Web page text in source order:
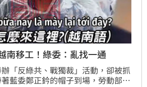
南移工！綠委：亂找一通
「反綠共、戰獨裁」活動，卻被抓
藍委鄭正鈐的帽子到場，勞動部26